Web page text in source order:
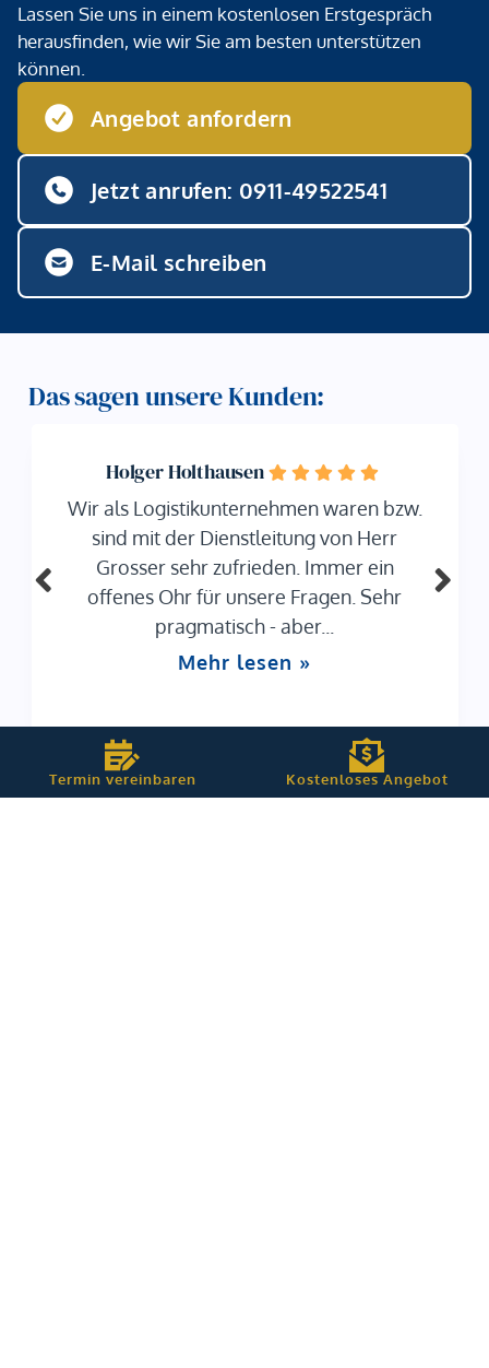
Lassen Sie uns in einem kostenlosen Erstgespräch
herausfinden, wie wir Sie am besten unterstützen
können.
Angebot anfordern
Jetzt anrufen: 0911-49522541
E-Mail schreiben
Das sagen unsere Kunden:
Holger Holthausen
Wir als Logistikunternehmen waren bzw.
sind mit der Dienstleitung von Herr
Grosser sehr zufrieden. Immer ein
offenes Ohr für unsere Fragen. Sehr
pragmatisch - aber...
Mehr lesen »
Helfen Sie uns, noch besser zu werden –
Termin vereinbaren Kostenloses Angebot